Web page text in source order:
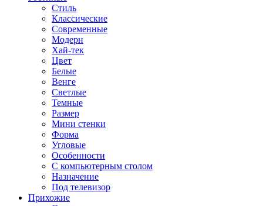
Стиль
Классические
Современные
Модерн
Хай-тек
Цвет
Белые
Венге
Светлые
Темные
Размер
Мини стенки
Форма
Угловые
Особенности
С компьютерным столом
Назначение
Под телевизор
Прихожие